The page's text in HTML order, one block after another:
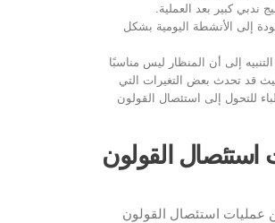
ندبي كبير بعد العملية.
إلى الأنشطة اليومية بشكل
إلى أن المنظار ليس مناسبًا
قد تحدث بعض التغيرات التي
للتحول إلى استئصال القولون
استئصال القولون
عمليات استئصال القولون